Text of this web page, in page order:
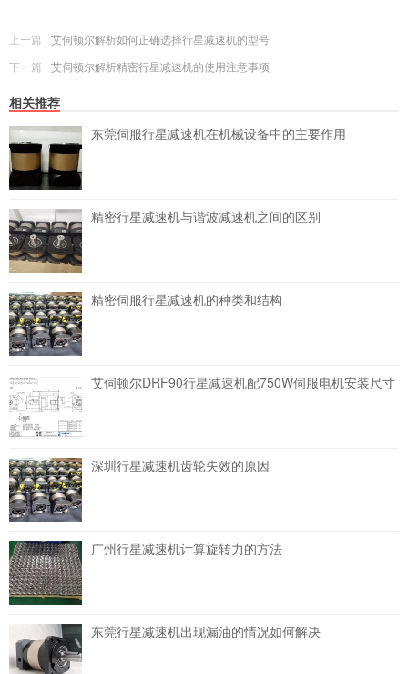
上一篇
艾伺顿尔解析如何正确选择行星减速机的型号
下一篇
艾伺顿尔解析精密行星减速机的使用注意事项
相关推荐
东莞伺服行星减速机在机械设备中的主要作用
精密行星减速机与谐波减速机之间的区别
精密伺服行星减速机的种类和结构
艾伺顿尔DRF90行星减速机配750W伺服电机安装尺寸
深圳行星减速机齿轮失效的原因
广州行星减速机计算旋转力的方法
东莞行星减速机出现漏油的情况如何解决